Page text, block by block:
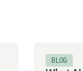
BLOG